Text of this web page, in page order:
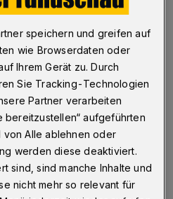
rund 50 Einsatzkräften hat
am Donnerstagmorgen (27.
in einem
Flieth in Vohwinkel
Uhr alarmiert worden.
Minute Lesezeit
speichern und greifen auf
wie Browserdaten oder
Ihrem Gerät zu. Durch
Sie Tracking-Technologien
Partner verarbeiten
bereitzustellen“ aufgeführten
von Alle ablehnen oder
werden diese deaktiviert.
sind, sind manche Inhalte und
nicht mehr so relevant für